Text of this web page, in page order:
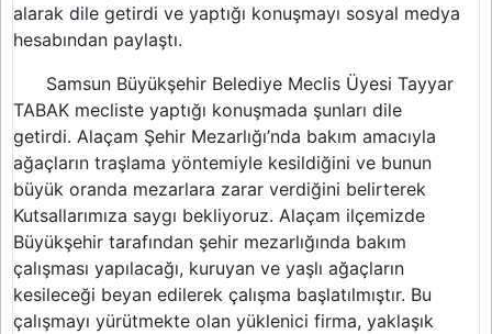
alarak dile getirdi ve yaptığı konuşmayı sosyal medya
hesabından paylaştı.
Samsun Büyükşehir Belediye Meclis Üyesi Tayyar
TABAK mecliste yaptığı konuşmada şunları dile
getirdi. Alaçam Şehir Mezarlığı’nda bakım amacıyla
ağaçların traşlama yöntemiyle kesildiğini ve bunun
büyük oranda mezarlara zarar verdiğini belirterek
Kutsallarımıza saygı bekliyoruz. Alaçam ilçemizde
Büyükşehir tarafından şehir mezarlığında bakım
çalışması yapılacağı, kuruyan ve yaşlı ağaçların
kesileceği beyan edilerek çalışma başlatılmıştır. Bu
çalışmayı yürütmekte olan yüklenici firma, yaklaşık